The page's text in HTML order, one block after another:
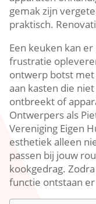
gemak zijn
praktisch.​
Een keuken kan
frustratie
ontwerp botst met
aan kasten die
ontbreekt of
Ontwerpers als
Vereniging Eigen
esthetiek alleen
passen bij jouw
kookgedrag.​
functie ontstaan